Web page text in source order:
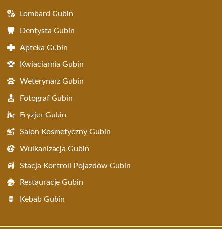
Lombard Gubin
Dentysta Gubin
Apteka Gubin
Kwiaciarnia Gubin
Weterynarz Gubin
Fotograf Gubin
Fryzjer Gubin
Salon Kosmetyczny Gubin
Wulkanizacja Gubin
Stacja Kontroli Pojazdów Gubin
Restauracje Gubin
Kebab Gubin